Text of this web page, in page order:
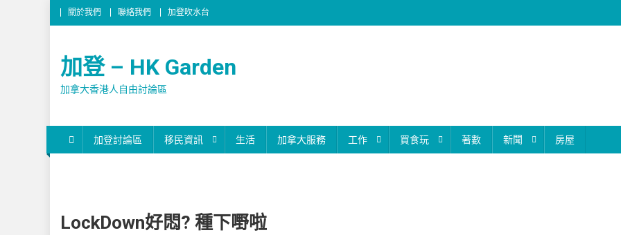
關於我們 聯絡我們 加登吹水台
加登 – HK Garden
加拿大香港人自由討論區
加登討論區 移民資訊 生活 加拿大服務 工作 買食玩 著數 新聞 房屋
LockDown好悶? 種下嘢啦